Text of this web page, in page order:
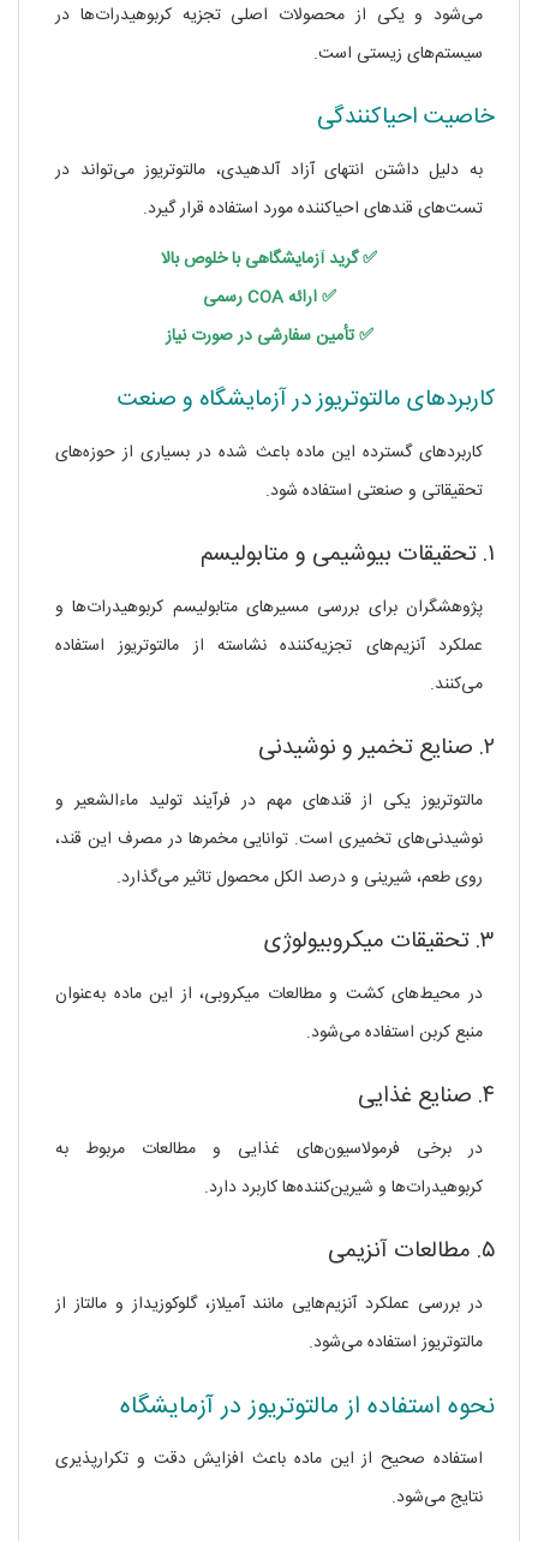
می‌شود و یکی از محصولات اصلی تجزیه کربوهیدرات‌ها در
سیستم‌های زیستی است.
خاصیت احیاکنندگی
به دلیل داشتن انتهای آزاد آلدهیدی، مالتوتریوز می‌تواند در
تست‌های قندهای احیاکننده مورد استفاده قرار گیرد.
✅ گرید آزمایشگاهی با خلوص بالا
✅ ارائه COA رسمی
✅ تأمین سفارشی در صورت نیاز
کاربردهای مالتوتریوز در آزمایشگاه و صنعت
کاربردهای گسترده این ماده باعث شده در بسیاری از حوزه‌های
تحقیقاتی و صنعتی استفاده شود.
۱. تحقیقات بیوشیمی و متابولیسم
پژوهشگران برای بررسی مسیرهای متابولیسم کربوهیدرات‌ها و
عملکرد آنزیم‌های تجزیه‌کننده نشاسته از مالتوتریوز استفاده
می‌کنند.
۲. صنایع تخمیر و نوشیدنی
مالتوتریوز یکی از قندهای مهم در فرآیند تولید ماءالشعیر و
نوشیدنی‌های تخمیری است. توانایی مخمرها در مصرف این قند،
روی طعم، شیرینی و درصد الکل محصول تاثیر می‌گذارد.
۳. تحقیقات میکروبیولوژی
در محیط‌های کشت و مطالعات میکروبی، از این ماده به‌عنوان
منبع کربن استفاده می‌شود.
۴. صنایع غذایی
در برخی فرمولاسیون‌های غذایی و مطالعات مربوط به
کربوهیدرات‌ها و شیرین‌کننده‌ها کاربرد دارد.
۵. مطالعات آنزیمی
در بررسی عملکرد آنزیم‌هایی مانند آمیلاز، گلوکوزیداز و مالتاز از
مالتوتریوز استفاده می‌شود.
نحوه استفاده از مالتوتریوز در آزمایشگاه
استفاده صحیح از این ماده باعث افزایش دقت و تکرارپذیری
نتایج می‌شود.